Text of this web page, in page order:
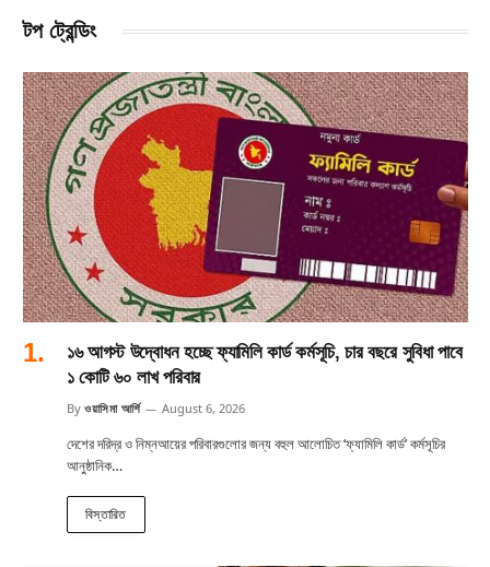
টপ ট্রেন্ডিং
১৬ আগস্ট উদ্বোধন হচ্ছে ফ্যামিলি কার্ড কর্মসূচি, চার বছরে সুবিধা পাবে
১ কোটি ৬০ লাখ পরিবার
By ওয়াসিমা আর্শি August 6, 2026
দেশের দরিদ্র ও নিম্নআয়ের পরিবারগুলোর জন্য বহুল আলোচিত ‘ফ্যামিলি কার্ড’ কর্মসূচির
আনুষ্ঠানিক…
বিস্তারিত